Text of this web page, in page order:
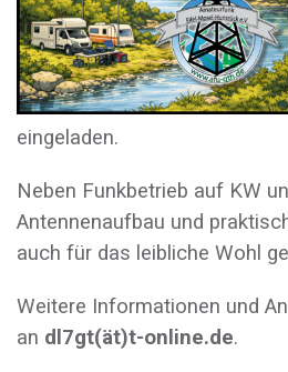
eingeladen.
Neben Funkbetrieb auf KW
Antennenaufbau und
auch für das leibliche Wohl
Weitere Informationen und
an dl7gt(ät)t-online.de.